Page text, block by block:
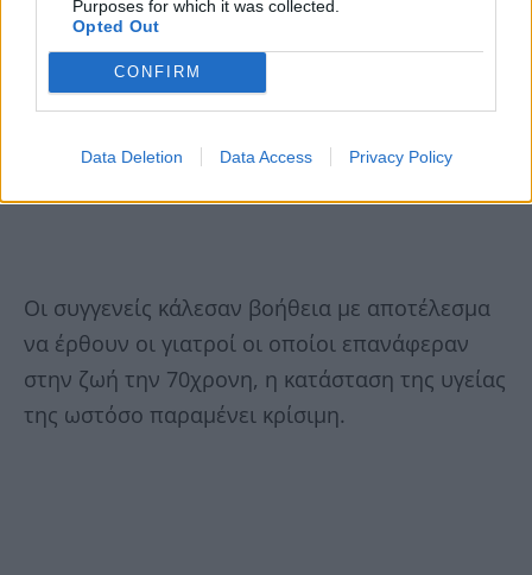
Purposes for which it was collected.
Opted Out
CONFIRM
Data Deletion Data Access Privacy Policy
Οι συγγενείς κάλεσαν βοήθεια με αποτέλεσμα
να έρθουν οι γιατροί οι οποίοι επανάφεραν
στην ζωή την 70χρονη, η κατάσταση της υγείας
της ωστόσο παραμένει κρίσιμη.